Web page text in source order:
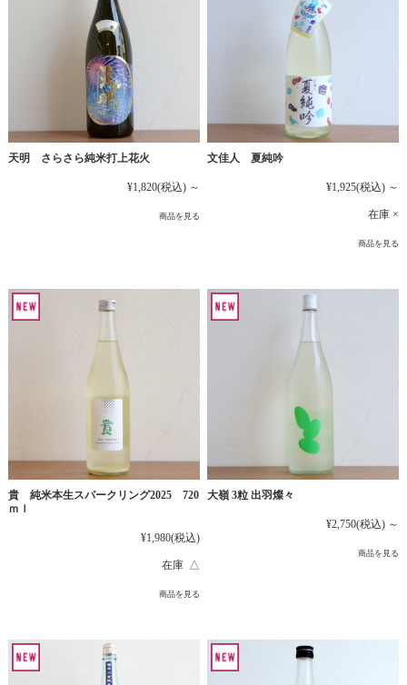
天明 さらさら純米打上花火
¥1,820(税込) ～
商品を見る
文佳人 夏純吟
¥1,925(税込) ～
在庫 ×
商品を見る
貴 純米本生スパークリング2025 720
ｍｌ
¥1,980(税込)
在庫 △
商品を見る
大嶺 3粒 出羽燦々
¥2,750(税込) ～
商品を見る